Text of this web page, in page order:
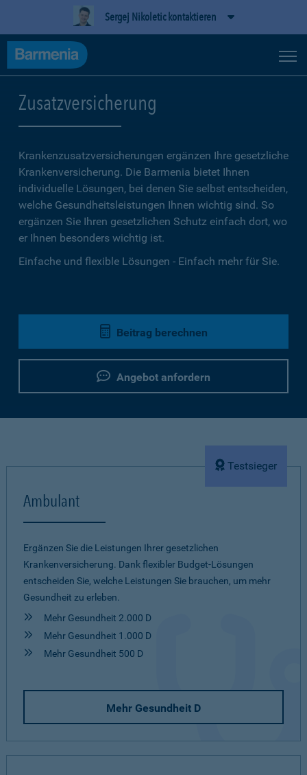
Sergej Nikoletic kontaktieren
Zusatzversicherung
Krankenzusatzversicherungen ergänzen Ihre gesetzliche
Kranken­versicherung. Die Barmenia bietet Ihnen
individuelle Lösungen, bei denen Sie selbst entscheiden,
welche Gesundheitsleistungen Ihnen wichtig sind. So
ergänzen Sie Ihren gesetzlichen Schutz einfach dort, wo
er Ihnen besonders wichtig ist.
Einfache und flexible Lösungen - Einfach mehr für Sie.
Beitrag berechnen
Angebot anfordern
Testsieger
Ambulant
Ergänzen Sie die Leistungen Ihrer gesetzlichen
Krankenversicherung. Dank flexibler Budget-Lösungen
entscheiden Sie, welche Leistungen Sie brauchen, um mehr
Gesundheit zu erleben.
Mehr Gesundheit 2.000 D
Mehr Gesundheit 1.000 D
Mehr Gesundheit 500 D
Mehr Gesundheit D